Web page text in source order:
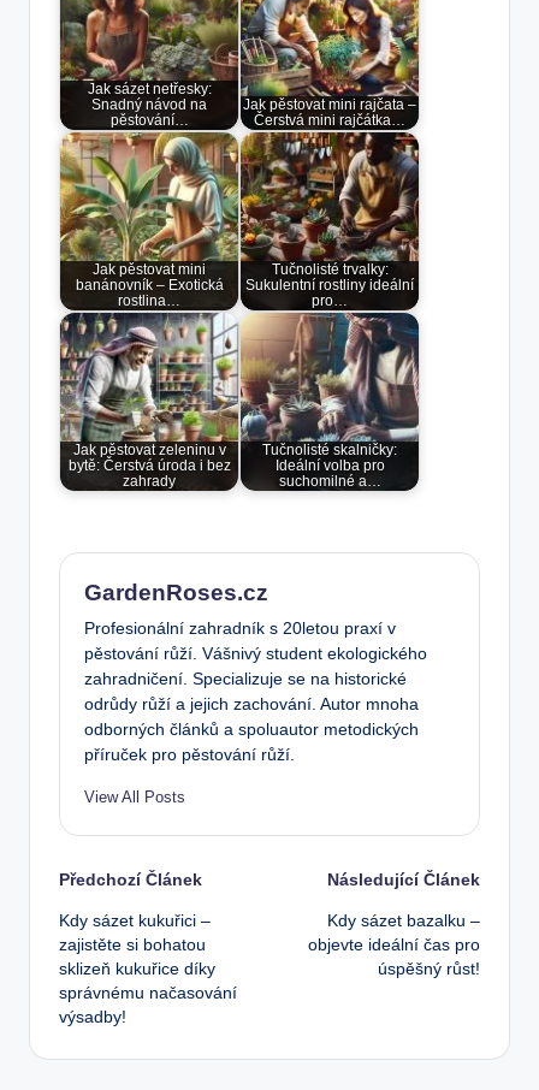
Jak sázet netřesky:
Snadný návod na
pěstování…
Jak pěstovat mini rajčata –
Čerstvá mini rajčátka…
Jak pěstovat mini
banánovník – Exotická
rostlina…
Tučnolisté trvalky:
Sukulentní rostliny ideální
pro…
Jak pěstovat zeleninu v
bytě: Čerstvá úroda i bez
zahrady
Tučnolisté skalničky:
Ideální volba pro
suchomilné a…
GardenRoses.cz
Profesionální zahradník s 20letou praxí v
pěstování růží. Vášnivý student ekologického
zahradničení. Specializuje se na historické
odrůdy růží a jejich zachování. Autor mnoha
odborných článků a spoluautor metodických
příruček pro pěstování růží.
View All Posts
Post
navigation
Předchozí Článek
Kdy sázet kukuřici –
zajistěte si bohatou
sklizeň kukuřice díky
správnému načasování
výsadby!
Následující Článek
Kdy sázet bazalku –
objevte ideální čas pro
úspěšný růst!